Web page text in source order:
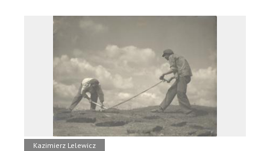
Kazimierz Lelewicz